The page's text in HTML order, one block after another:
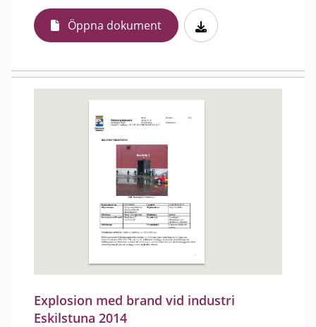
Öppna dokument
Explosion med brand vid industri
Eskilstuna 2014